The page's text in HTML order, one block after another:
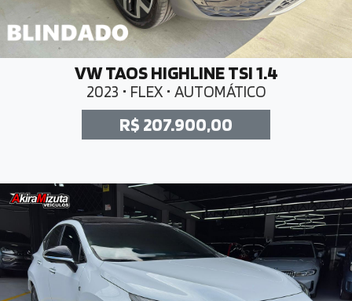
VW TAOS HIGHLINE TSI 1.4
2023 • FLEX • AUTOMÁTICO
R$ 207.900,00